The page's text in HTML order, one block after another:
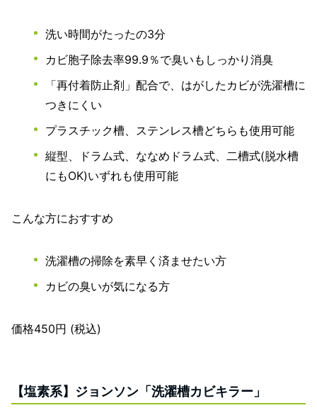
洗い時間がたったの3分
カビ胞子除去率99.9％で臭いもしっかり消臭
「再付着防止剤」配合で、はがしたカビが洗濯槽に
つきにくい
プラスチック槽、ステンレス槽どちらも使用可能
縦型、ドラム式、ななめドラム式、二槽式(脱水槽
にもOK)いずれも使用可能
こんな方におすすめ
洗濯槽の掃除を素早く済ませたい方
カビの臭いが気になる方
価格450円 (税込)
【塩素系】ジョンソン「洗濯槽カビキラー」